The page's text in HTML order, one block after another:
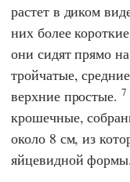
растет в диком
них более
они сидят прямо
тройчатые,
верхние простые.7
крошечные,
около 8 см, из
яйцевидной